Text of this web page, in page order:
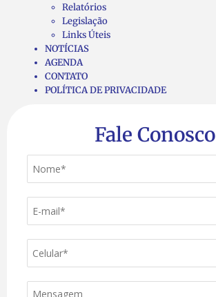
Relatórios
Legislação
Links Úteis
NOTÍCIAS
AGENDA
CONTATO
POLÍTICA DE PRIVACIDADE
Fale Conosco